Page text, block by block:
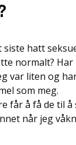
siste hatt
normalt?
var liten og
som meg.
får å få de til
når jeg